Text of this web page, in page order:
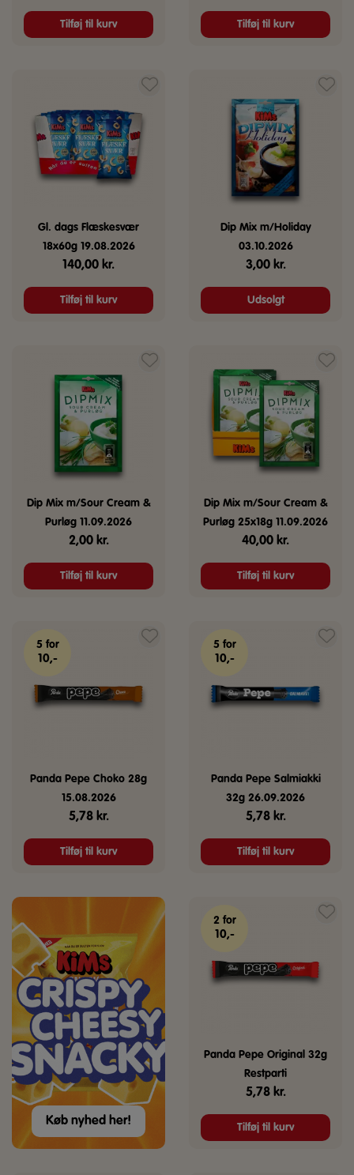
Tilføj til kurv Tilføj til kurv
Gl. dags Flæskesvær
18x60g 19.08.2026
140,00 kr.
Tilføj til kurv
Dip Mix m/Holiday
03.10.2026
3,00 kr.
Udsolgt
Dip Mix m/Sour Cream &
Purløg 11.09.2026
2,00 kr.
Tilføj til kurv
Dip Mix m/Sour Cream &
Purløg 25x18g 11.09.2026
40,00 kr.
Tilføj til kurv
5 for
10,-
Panda Pepe Choko 28g
15.08.2026
5,78 kr.
Tilføj til kurv
5 for
10,-
Panda Pepe Salmiakki
32g 26.09.2026
5,78 kr.
Tilføj til kurv
Køb nyhed her!
2 for
10,-
Panda Pepe Original 32g
Restparti
5,78 kr.
Tilføj til kurv